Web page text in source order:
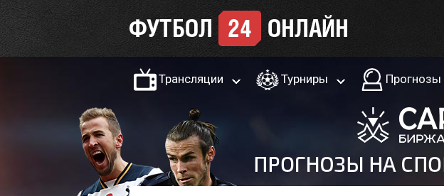
Трансляции Турниры Прогнозы